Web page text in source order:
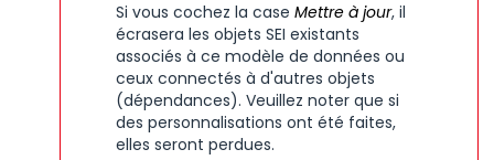
Si vous cochez la case Mettre à jour, il
écrasera les objets SEI existants
associés à ce modèle de données ou
ceux connectés à d'autres objets
(dépendances). Veuillez noter que si
des personnalisations ont été faites,
elles seront perdues.